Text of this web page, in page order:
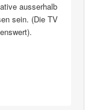
ausserhalb
sein. (Die TV